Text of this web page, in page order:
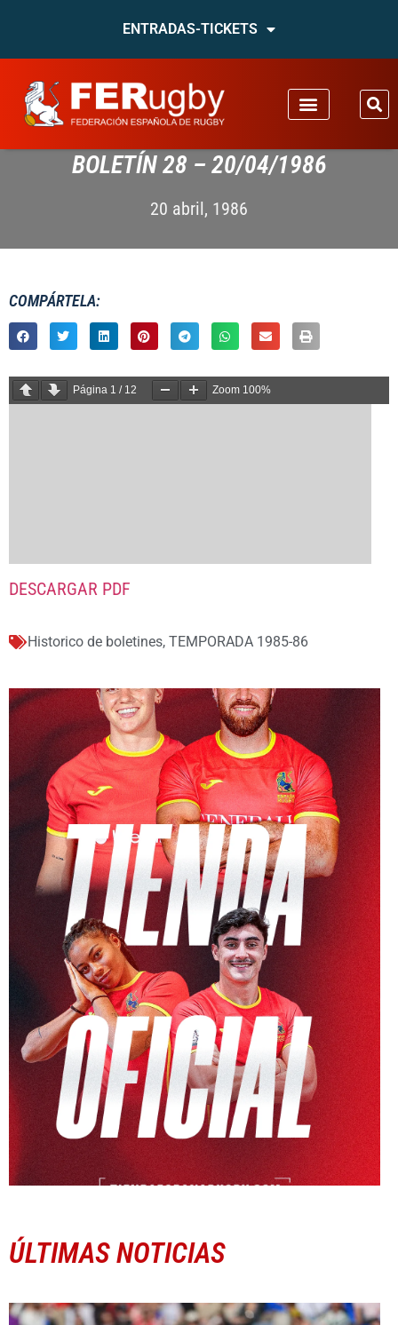
ENTRADAS-TICKETS
BOLETÍN 28 – 20/04/1986
20 abril, 1986
COMPÁRTELA:
Página 1 / 12 Zoom 100%
DESCARGAR PDF
Historico de boletines, TEMPORADA 1985-86
ÚLTIMAS NOTICIAS